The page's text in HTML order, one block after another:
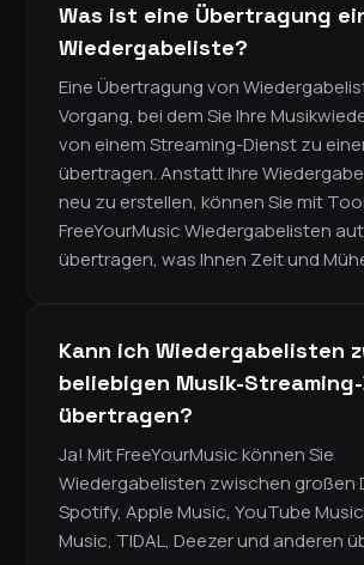
Was ist eine Übertragung
Wiedergabeliste?
Eine Übertragung von
Vorgang, bei dem Sie Ihre
von einem Streaming-Dienst zu
übertragen. Anstatt Ihre
neu zu erstellen, können Sie mit
FreeYourMusic Wiedergabelisten
übertragen, was Ihnen Zeit und
Kann ich Wiedergabelisten
beliebigen Musik-
übertragen?
Ja! Mit FreeYourMusic können Sie
Wiedergabelisten zwischen großen
Spotify, Apple Music, YouTube
Music, TIDAL, Deezer und anderen